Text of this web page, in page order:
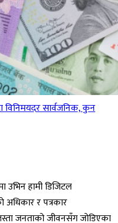
विनिमयदर सार्वजनिक, कुन
उभिन हामी डिजिटल
अधिकार र पत्रकार
जनताको जीवनसँग जोडिएका